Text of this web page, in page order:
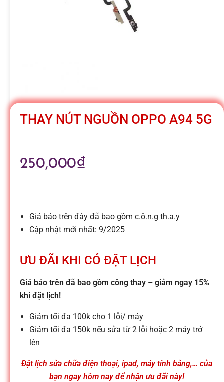
o
b
l
e
-
S
ử
a
c
THAY NÚT NGUỒN OPPO A94 5G
250,000₫
Giá báo trên đây đã bao gồm c.ô.n.g th.a.y
Cập nhật mới nhất: 9/2025
ƯU ĐÃI KHI CÓ ĐẶT LỊCH
Giá báo trên đã bao gồm công thay – giảm ngay 15%
khi đặt lịch!
Giảm tối đa 100k cho 1 lỗi/ máy
Giảm tối đa 150k nếu sửa từ 2 lỗi hoặc 2 máy trở
lên
Đặt lịch sửa chữa điện thoại, ipad, máy tính bảng,… của
bạn ngay hôm nay để nhận ưu đãi này!